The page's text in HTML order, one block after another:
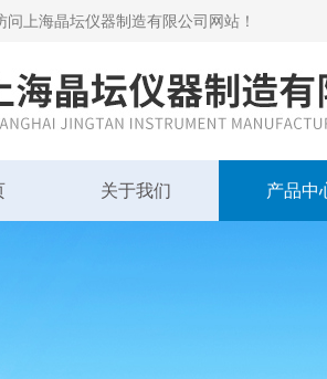
问上海晶坛仪器制造有限公司网站！
关于我们 产品中